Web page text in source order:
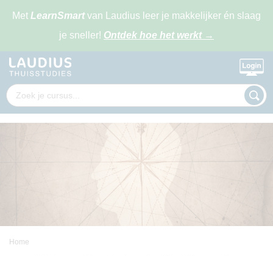
Met LearnSmartvan Laudius leer je makkelijker én slaag
je sneller! Ontdek hoe het werkt →
Home